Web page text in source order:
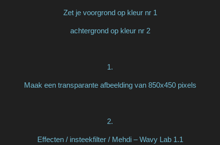
Zet je voorgrond op kleur nr 1
achtergrond op kleur nr 2
1.
Maak een transparante afbeelding van 850x450 pixels
2.
Effecten / insteekfilter / Mehdi – Wavy Lab 1.1